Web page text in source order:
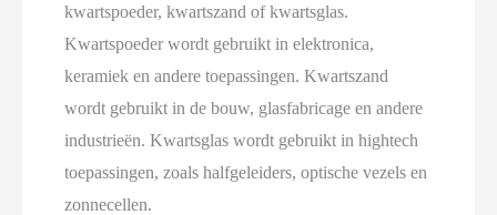
kwartspoeder, kwartszand of kwartsglas.
Kwartspoeder wordt gebruikt in elektronica,
keramiek en andere toepassingen. Kwartszand
wordt gebruikt in de bouw, glasfabricage en andere
industrieën. Kwartsglas wordt gebruikt in hightech
toepassingen, zoals halfgeleiders, optische vezels en
zonnecellen.